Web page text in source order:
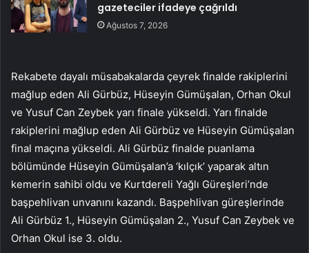
gazeteciler ifadeye çağrıldı
Ağustos 7, 2026
Rekabete dayalı müsabakalarda çeyrek finalde rakiplerini
mağlup eden Ali Gürbüz, Hüseyin Gümüşalan, Orhan Okul
ve Yusuf Can Zeybek yarı finale yükseldi. Yarı finalde
rakiplerini mağlup eden Ali Gürbüz ve Hüseyin Gümüşalan
final maçına yükseldi. Ali Gürbüz finalde puanlama
bölümünde Hüseyin Gümüşalan’a ‘kılçık’ yaparak altın
kemerin sahibi oldu ve Kurtdereli Yağlı Güreşleri’nde
başpehlivan unvanını kazandı. Başpehlivan güreşlerinde
Ali Gürbüz 1., Hüseyin Gümüşalan 2., Yusuf Can Zeybek ve
Orhan Okul ise 3. oldu.